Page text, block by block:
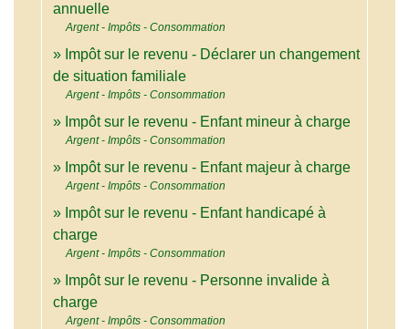
annuelle
Argent - Impôts - Consommation
Impôt sur le revenu - Déclarer un changement
de situation familiale
Argent - Impôts - Consommation
Impôt sur le revenu - Enfant mineur à charge
Argent - Impôts - Consommation
Impôt sur le revenu - Enfant majeur à charge
Argent - Impôts - Consommation
Impôt sur le revenu - Enfant handicapé à
charge
Argent - Impôts - Consommation
Impôt sur le revenu - Personne invalide à
charge
Argent - Impôts - Consommation